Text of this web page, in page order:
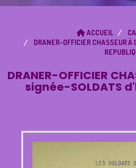
ACCUEIL
DRANER-OFFICIER CHASSEUR
DRANER-OFFICIER
signée-SOLDATS